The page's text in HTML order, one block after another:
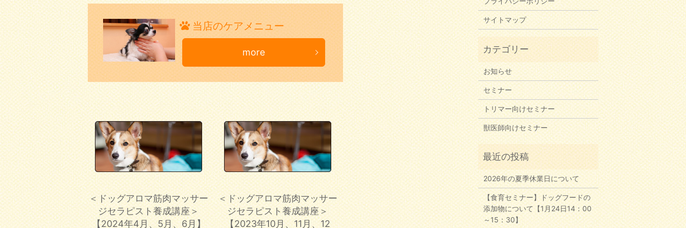
当店のケアメニュー
more
＜ドッグアロマ筋肉マッサー
ジセラピスト養成講座＞
【2024年4月、5月、6月】
＜ドッグアロマ筋肉マッサー
ジセラピスト養成講座＞
【2023年10月、11月、12
サイトマップ
お知らせ
セミナー
トリマー向けセミナー
獣医師向けセミナー
2026年の夏季休業日について
【食育セミナー】ドッグフードの
添加物について【1月24日14：00
～15：30】